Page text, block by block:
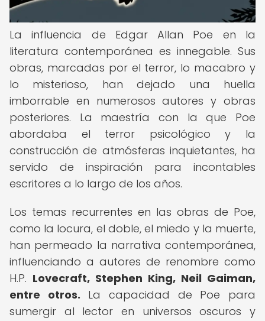
La influencia de Edgar Allan Poe en la
literatura contemporánea es innegable. Sus
obras, marcadas por el terror, lo macabro y
lo misterioso, han dejado una huella
imborrable en numerosos autores y obras
posteriores. La maestría con la que Poe
abordaba el terror psicológico y la
construcción de atmósferas inquietantes, ha
servido de inspiración para incontables
escritores a lo largo de los años.
Los temas recurrentes en las obras de Poe,
como la locura, el doble, el miedo y la muerte,
han permeado la narrativa contemporánea,
influenciando a autores de renombre como
H.P. Lovecraft, Stephen King, Neil Gaiman,
entre otros. La capacidad de Poe para
sumergir al lector en universos oscuros y